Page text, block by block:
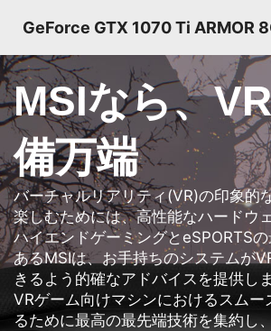
GeForce GTX 1070 Ti ARMOR
MSIなら、
備万端
バーチャルリアリティ(VR)の印象的
楽しむためには、高性能なハードウ
ハイエンドゲーミングとeSPORTS
あるMSIは、お手持ちのシステムが
きるよう的確なアドバイスを提供し
VRゲーム向けマシンにおけるスムー
るために最高の最先端技術を集約し